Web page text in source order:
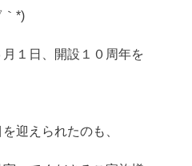
｀*)
１日、開設１０周年を
迎えられたのも、